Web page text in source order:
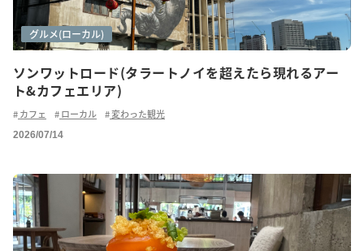
ソンワットロード(タラートノイを超えたら現れるアー
ト&カフェエリア)
アートシーン
グルメ
グルメ(ローカル)
カフェ ローカル 変わった観光
2026/07/14